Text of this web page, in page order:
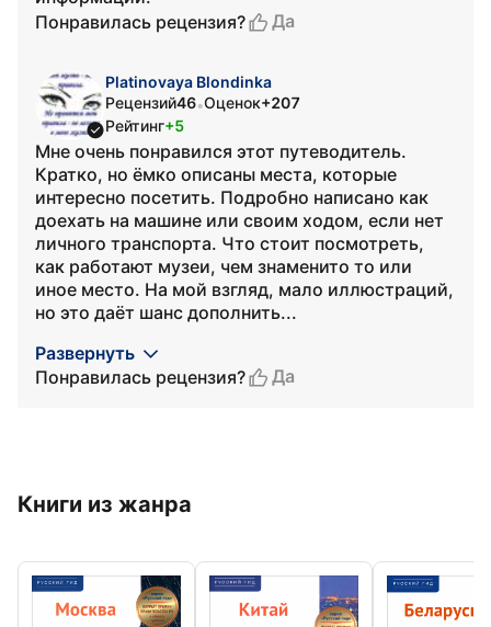
Понравилась рецензия?
Да
Platinovaya Blondinka
Рецензий46•Оценок+207
Рейтинг+5
Мне очень понравился этот путеводитель.
Кратко, но ёмко описаны места, которые
интересно посетить. Подробно написано как
доехать на машине или своим ходом, если нет
личного транспорта. Что стоит посмотреть,
как работают музеи, чем знаменито то или
иное место. На мой взгляд, мало иллюстраций,
но это даёт шанс дополнить...
Развернуть
Понравилась рецензия?
Да
Книги из жанра